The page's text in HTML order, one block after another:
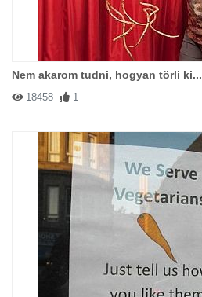
Nem akarom tudni, hogyan törli ki...
18458 1